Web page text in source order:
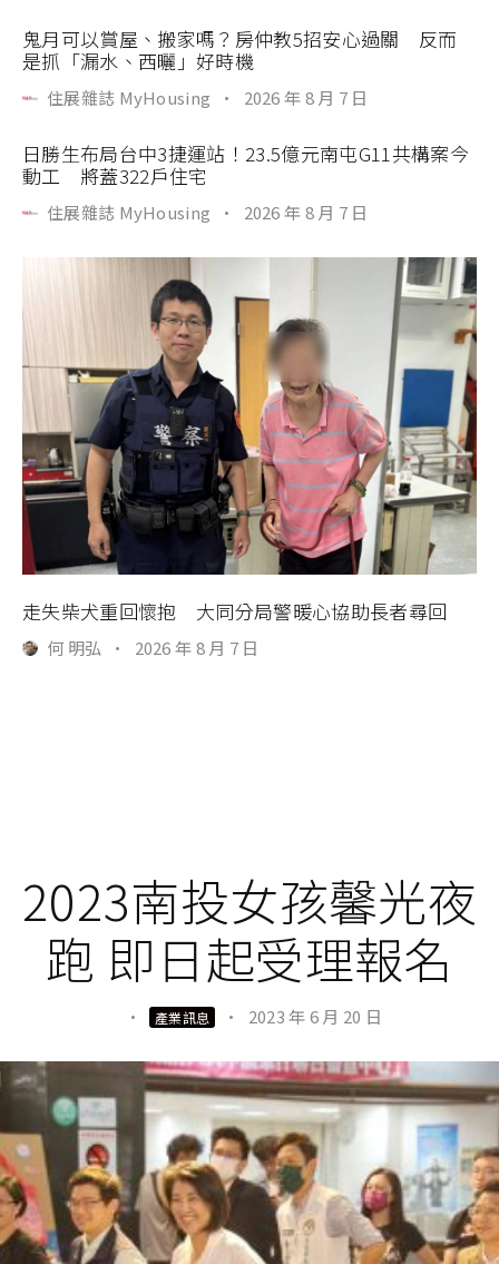
鬼月可以賞屋、搬家嗎？房仲教5招安心過關 反而
是抓「漏水、西曬」好時機
住展雜誌 MyHousing · 2026 年 8 月 7 日
日勝生布局台中3捷運站！23.5億元南屯G11共構案今
動工 將蓋322戶住宅
住展雜誌 MyHousing · 2026 年 8 月 7 日
走失柴犬重回懷抱 大同分局警暖心協助長者尋回
何 明弘 · 2026 年 8 月 7 日
2023南投女孩馨光夜
跑 即日起受理報名
· 產業訊息 · 2023 年 6 月 20 日